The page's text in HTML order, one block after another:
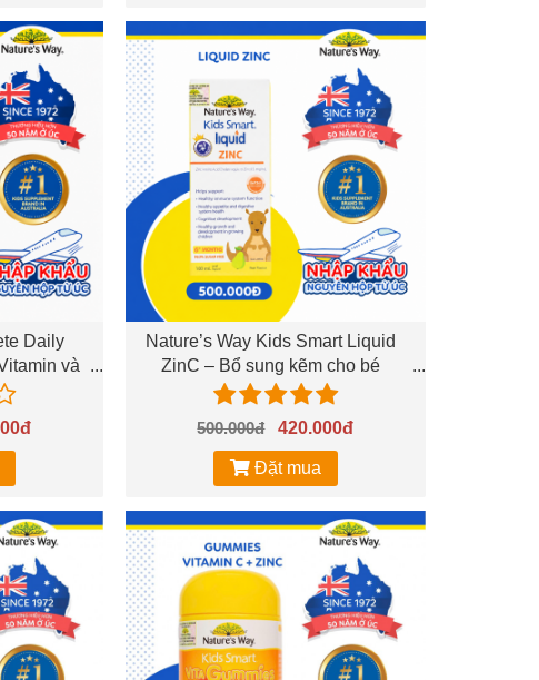
Daily
và
Nature’s Way Kids Smart Liquid
ZinC – Bổ sung kẽm cho bé
500.000đ420.000đ
Đặt mua